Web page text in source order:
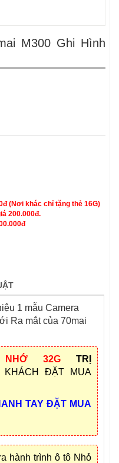
M300 Ghi Hình
(Nơi khác chỉ tặng thẻ 16G)
200.000đ.
1 mẫu Camera
Ra mắt của 70mai
32G TRỊ
KHÁCH ĐẶT
MUA
TAY ĐẶT MUA
hành trình ô tô Nhỏ